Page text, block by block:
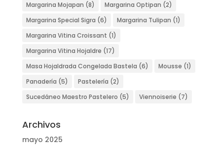
Margarina Mojapan (8) Margarina Optipan (2)
Margarina Special Sigra (6) Margarina Tulipan (1)
Margarina Vitina Croissant (1)
Margarina Vitina Hojaldre (17)
Masa Hojaldrada Congelada Bastela (6) Mousse (1)
Panadería (5) Pastelería (2)
Sucedáneo Maestro Pastelero (5) Viennoiserie (7)
Archivos
mayo 2025